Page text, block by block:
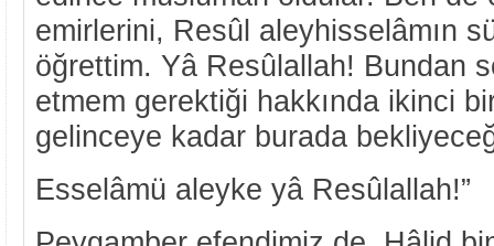
emirlerini, Resûl aleyhisselâmın
öğrettim. Yâ Resûlallah! Bundan
etmem gerektiği hakkında ikinci
gelinceye kadar burada
Esselâmü aleyke yâ Resûlallah!”